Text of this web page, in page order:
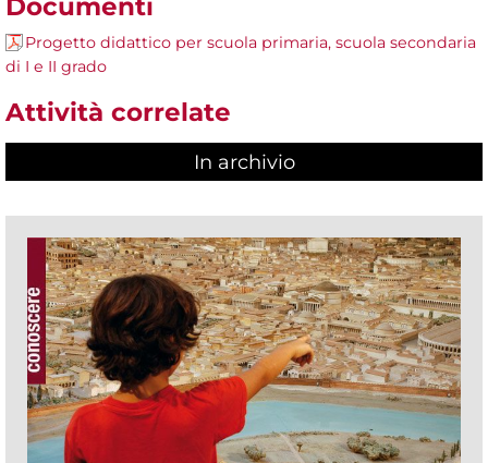
Documenti
Progetto didattico per scuola primaria, scuola secondaria
di I e II grado
Attività correlate
In archivio